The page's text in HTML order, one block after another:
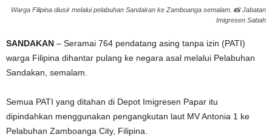
Warga Filipina diusir melalui pelabuhan Sandakan ke Zamboanga semalam. 📸 Jabatan
Imigresen Sabah
SANDAKAN – Seramai 764 pendatang asing tanpa izin (PATI)
warga Filipina dihantar pulang ke negara asal melalui Pelabuhan
Sandakan, semalam.
Semua PATI yang ditahan di Depot Imigresen Papar itu
dipindahkan menggunakan pengangkutan laut MV Antonia 1 ke
Pelabuhan Zamboanga City, Filipina.